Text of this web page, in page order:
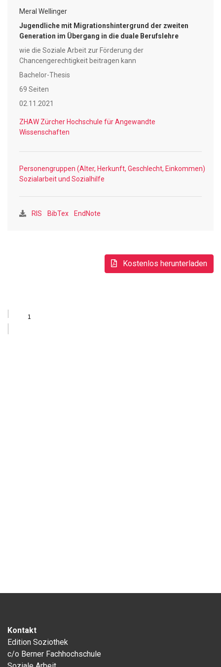
kann. Zur Beantwortung der Fragestellung wird das Konzept
der Intersektionalität als Mehrebenenanalyse beigezogen.
Die Ergebnisse zeigen, dass die dargestellte Problematik
im Widerspruch zu den Anforderungen an die
professionelle Soziale Arbeit als
Menschenrechtsprofession steht. Daher erfolgt eine
kritische Reflexion vor dem Hintergrund der Sozialen Arbeit
als Menschenrechtsprofession und des Tripelmandats. Die
Autorin erhofft sich, durch die vorliegende Arbeit eine
Selbstverständnisses der Sozialen Arbeit im Bereich einer
chancengerechten Berufsorientierung anzuregen.
Meral Wellinger
Jugendliche mit Migrationshintergrund der zweiten
Generation im Übergang in die duale Berufslehre
wie die Soziale Arbeit zur Förderung der
Chancengerechtigkeit beitragen kann
Bachelor-Thesis
69 Seiten
02.11.2021
ZHAW Zürcher Hochschule für Angewandte
Wissenschaften
Personengruppen (Alter, Herkunft, Geschlecht, Einkommen)
Sozialarbeit und Sozialhilfe
RIS BibTex EndNote
Kostenlos herunterladen
Kontakt
Edition Soziothek
c/o Berner Fachhochschule